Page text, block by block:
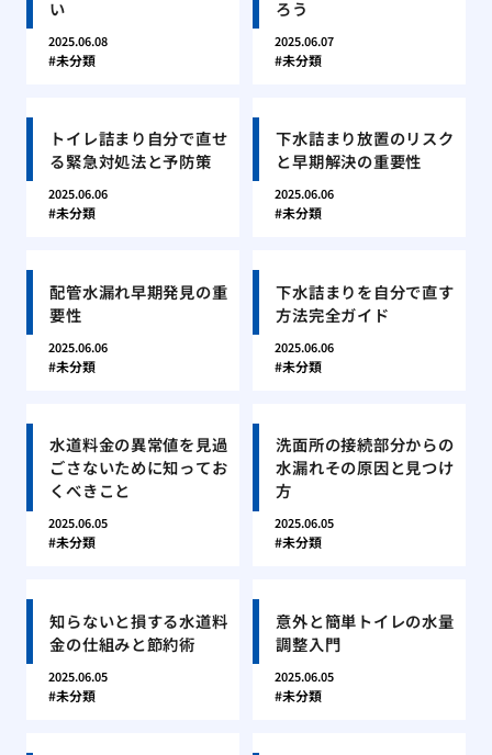
い
2025.06.08
未分類
ろう
2025.06.07
未分類
トイレ詰まり自分で直せ
る緊急対処法と予防策
2025.06.06
未分類
下水詰まり放置のリスク
と早期解決の重要性
2025.06.06
未分類
配管水漏れ早期発見の重
要性
2025.06.06
未分類
下水詰まりを自分で直す
方法完全ガイド
2025.06.06
未分類
水道料金の異常値を見過
ごさないために知ってお
くべきこと
2025.06.05
未分類
洗面所の接続部分からの
水漏れその原因と見つけ
方
2025.06.05
未分類
知らないと損する水道料
金の仕組みと節約術
2025.06.05
未分類
意外と簡単トイレの水量
調整入門
2025.06.05
未分類